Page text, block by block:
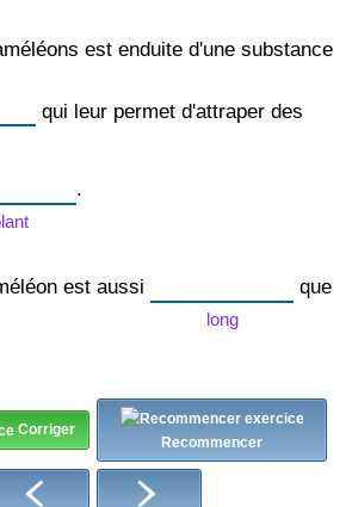
est enduite d'une substance
qui leur permet d'attraper des
.
est aussi
long
que
Corriger
Recommencer